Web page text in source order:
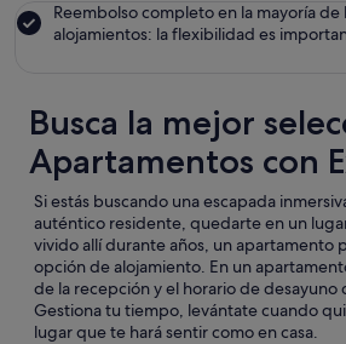
Reembolso completo en la mayoría de
alojamientos: la flexibilidad es
Busca la mejor
Apartamentos con
Si estás buscando una escapada
auténtico residente, quedarte en un
vivido allí durante años, un apartamento
opción de alojamiento. En un
de la recepción y el horario de desayuno
Gestiona tu tiempo, levántate cuando
lugar que te hará sentir como en casa.